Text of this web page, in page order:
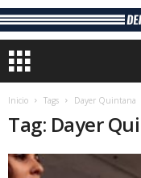
Inicio Tags Dayer Quintana
Tag: Dayer